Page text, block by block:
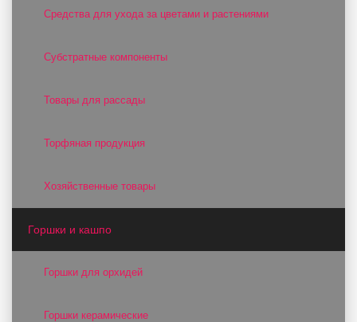
Средства для ухода за цветами и растениями
Субстратные компоненты
Товары для рассады
Торфяная продукция
Хозяйственные товары
Горшки и кашпо
Горшки для орхидей
Горшки керамические